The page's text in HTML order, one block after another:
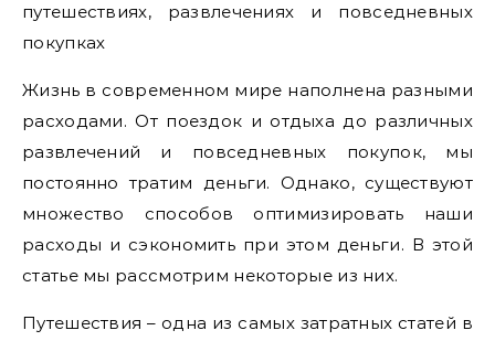
путешествиях, развлечениях и повседневных
покупках
Жизнь в современном мире наполнена разными
расходами. От поездок и отдыха до различных
развлечений и повседневных покупок, мы
постоянно тратим деньги. Однако, существуют
множество способов оптимизировать наши
расходы и сэкономить при этом деньги. В этой
статье мы рассмотрим некоторые из них.
Путешествия – одна из самых затратных статей в